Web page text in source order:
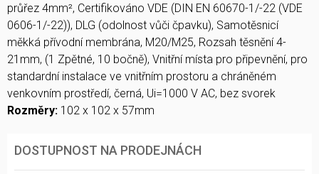
průřez 4mm², Certifikováno VDE (DIN EN 60670-1/-22 (VDE
0606-1/-22)), DLG (odolnost vůči čpavku), Samotěsnicí
měkká přívodní membrána, M20/M25, Rozsah těsnění 4-
21mm, (1 Zpětné, 10 bočně), Vnitřní místa pro připevnění, pro
standardní instalace ve vnitřním prostoru a chráněném
venkovním prostředí, černá, Ui=1000 V AC, bez svorek
Rozměry: 102 x 102 x 57mm
DOSTUPNOST NA PRODEJNÁCH